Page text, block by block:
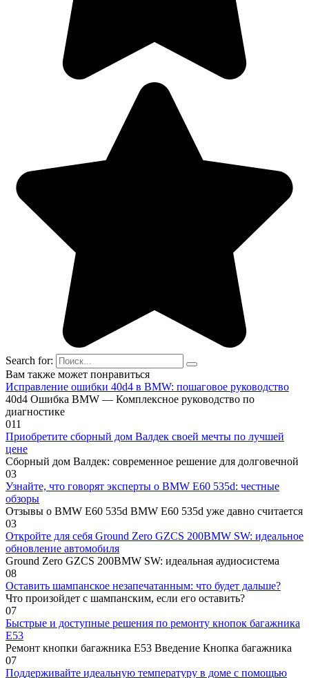
Search for:
Вам также может понравиться
Исправление ошибки 40d4 в BMW: пошаговое руководство
40d4 Ошибка BMW — Комплексное руководство по
диагностике
011
Приобретите сборный дом Валдек своей мечты по лучшей
цене
Сборный дом Валдек: современное решение для долговечной
03
Узнайте, что говорят эксперты о BMW E60 535d: честные
обзоры
Отзывы о BMW E60 535d BMW E60 535d уже давно считается
03
Откройте для себя Ground Zero GZCS 200BMW SW: идеальное
обновление автомобиля
Ground Zero GZCS 200BMW SW: идеальная аудиосистема
08
Оставить шампанское незапечатанным: что будет дальше?
Что произойдет с шампанским, если его оставить?
07
Быстрые и доступные решения по ремонту кнопок багажника
E53
Ремонт кнопки багажника E53 Введение Кнопка багажника
07
Поддерживайте идеальную температуру в доме с помощью